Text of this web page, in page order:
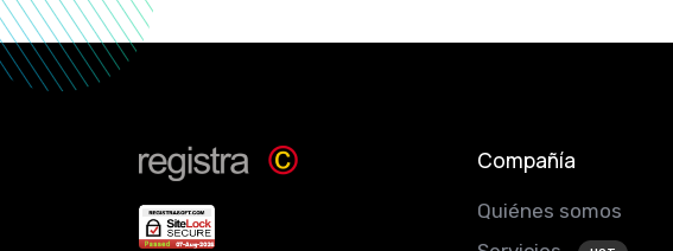
Compañía
Quiénes somos